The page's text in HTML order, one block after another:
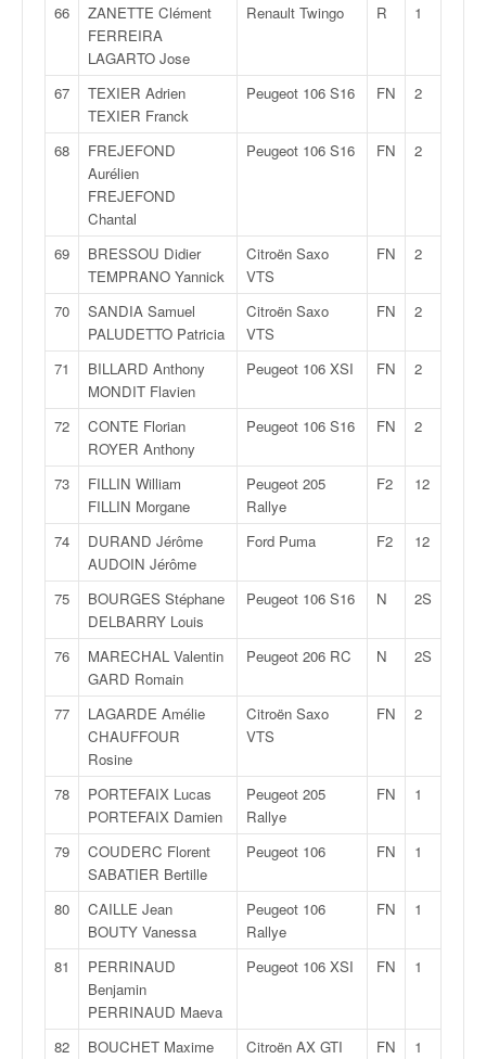
66
ZANETTE Clément
FERREIRA
LAGARTO Jose
Renault Twingo R 1
67
TEXIER Adrien
TEXIER Franck
Peugeot 106 S16 FN 2
68
FREJEFOND
Aurélien
FREJEFOND
Chantal
Peugeot 106 S16 FN 2
69
BRESSOU Didier
TEMPRANO Yannick
Citroën Saxo
VTS
FN 2
70
SANDIA Samuel
PALUDETTO Patricia
Citroën Saxo
VTS
FN 2
71
BILLARD Anthony
MONDIT Flavien
Peugeot 106 XSI FN 2
72
CONTE Florian
ROYER Anthony
Peugeot 106 S16 FN 2
73
FILLIN William
FILLIN Morgane
Peugeot 205
Rallye
F2 12
74
DURAND Jérôme
AUDOIN Jérôme
Ford Puma F2 12
75
BOURGES Stéphane
DELBARRY Louis
Peugeot 106 S16 N 2S
76
MARECHAL Valentin
GARD Romain
Peugeot 206 RC N 2S
77
LAGARDE Amélie
CHAUFFOUR
Rosine
Citroën Saxo
VTS
FN 2
78
PORTEFAIX Lucas
PORTEFAIX Damien
Peugeot 205
Rallye
FN 1
79
COUDERC Florent
SABATIER Bertille
Peugeot 106 FN 1
80
CAILLE Jean
BOUTY Vanessa
Peugeot 106
Rallye
FN 1
81
PERRINAUD
Benjamin
PERRINAUD Maeva
Peugeot 106 XSI FN 1
82
BOUCHET Maxime
Citroën AX GTI FN 1